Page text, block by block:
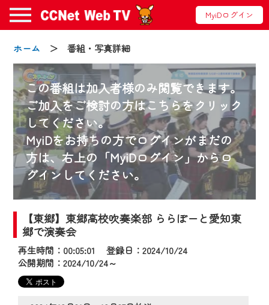
MyiDログイン
ホーム ＞ 番組・写真詳細
この番組は加入者様のみ閲覧できます。
ご加入をご検討の方はこちらをクリック
してください。
MyiDをお持ちの方でログインがまだの
方は、右上の「MyiDログイン」からロ
グインしてください。
【東郷】東郷高校吹奏楽部 ららぽーと愛知東
郷で演奏会
再生時間：00:05:01 登録日：2024/10/24
公開期間：2024/10/24～
お知らせ
2024/09/02
動画配信サービス『CCNet Web TV』は2024
年9月24日からリニューアルします！
【変更点】
◆デザイン変更により、お住まいの地域
の動画コンテンツが一目瞭然。
◆当社アプリやＰＣブラウザから、いつ